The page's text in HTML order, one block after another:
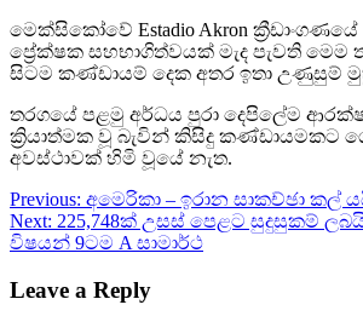
මෙක්සිකෝවේ Estadio Akron
ප්‍රේක්ෂක සහභාගිත්වයක් මැද පැවති
සිටම කණ්ඩායම් දෙක අතර ඉතා උණුසුම්
තරගයේ පළමු අර්ධය පුරා දෙපිලේම
ක්‍රියාත්මක වූ බැවින් කිසිදු කණ්ඩායමකට
අවස්ථාවක් හිමි වූයේ නැත.
Post
navigation
Previous: අමෙරිකා – ඉරාන සාකච්ඡා කල්
Next: 225,748ක් උසස් පෙළට සුදුසුකම් ලබයි
විෂයන් 9ටම A සාමාර්ථ
Leave a Reply